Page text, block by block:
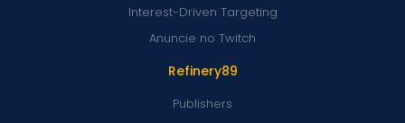
Refinery89
Publishers
Interest-Driven Targeting
Anuncie no Twitch